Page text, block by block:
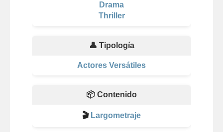
Drama
Thriller
👤 Tipología
Actores Versátiles
📦 Contenido
🎬 Largometraje